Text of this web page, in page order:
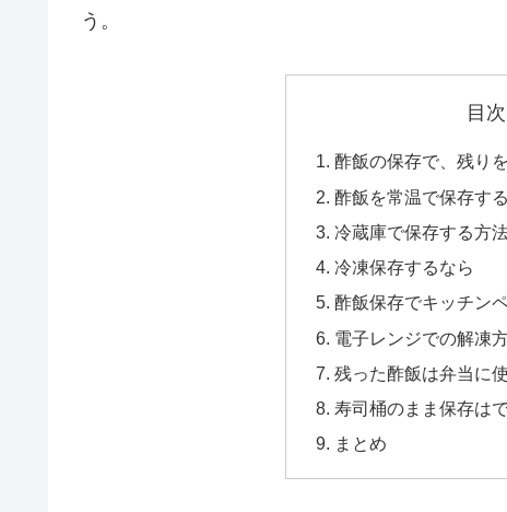
う。
目次
酢飯の保存で、残り
酢飯を常温で保存す
冷蔵庫で保存する方
冷凍保存するなら
酢飯保存でキッチン
電子レンジでの解凍
残った酢飯は弁当に
寿司桶のまま保存は
まとめ